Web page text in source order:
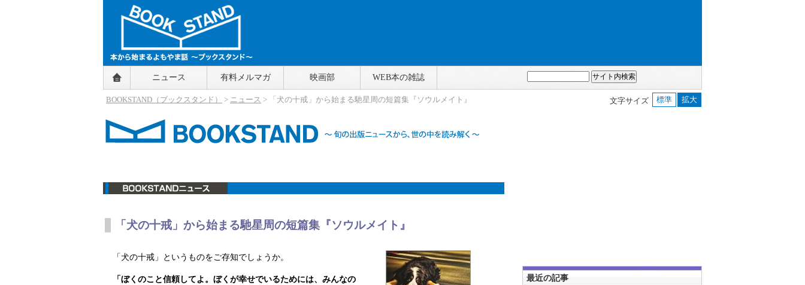
BOOKSTAND（ブックスタンド）
～本から始まるよもやま話～
BOOKSTAND（ブ
ニュース 有料メルマガ 映画部 WEB本の雑誌
文字サイズ 標準 拡大
BOOKSTAND（ブックスタンド） > ニュース > 「犬の十戒」から始まる馳星周の短篇集『ソウルメイト』
「犬の十戒」から始まる馳星周の短篇集『ソウルメイト』
「犬の十戒」というものをご存知でしょうか。
「ぼくのこと信頼してよ。ぼくが幸せでいるためには、みんなの
最近の記事